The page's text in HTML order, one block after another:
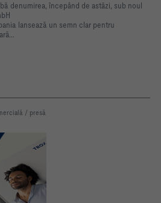
denumirea, începând de astăzi, sub noul
lansează un semn clar pentru
/ presă